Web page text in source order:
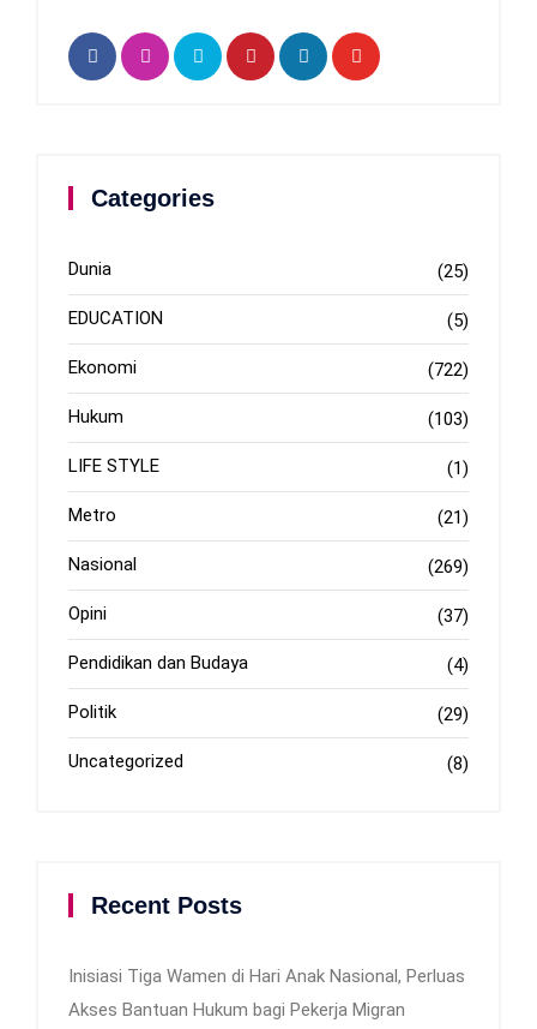
Categories
Dunia (25)
EDUCATION (5)
Ekonomi (722)
Hukum (103)
LIFE STYLE (1)
Metro (21)
Nasional (269)
Opini (37)
Pendidikan dan Budaya (4)
Politik (29)
Uncategorized (8)
Recent Posts
Inisiasi Tiga Wamen di Hari Anak Nasional, Perluas
Akses Bantuan Hukum bagi Pekerja Migran